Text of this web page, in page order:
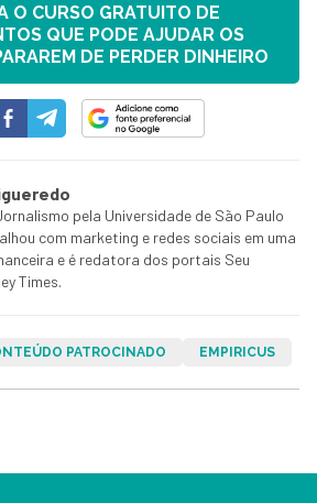
O CURSO GRATUITO DE
QUE PODE AJUDAR OS
DE PERDER DINHEIRO
pela Universidade de São Paulo
com marketing e redes sociais em uma
e é redatora dos portais Seu
Times.
PATROCINADO EMPIRICUS